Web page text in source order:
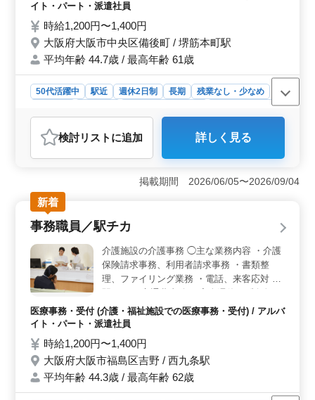
しください！
イト・パート・派遣社員
時給1,200円〜1,400円
大阪府大阪市中央区備後町 / 堺筋本町駅
平均年齢 44.7歳 / 最高年齢 61歳
50代活躍中 駅近 週休2日制 長期
残業なし・少なめ
医療事務・受付
おすすめポイント
＜駅近で通勤ラクラク＞ 堺筋本町駅から徒歩圏内で通
いやすく、交通費実費支給のため通勤負担を抑えられる
す。 ＜調剤事務経験を活かせる＞ 処方せん入力、
会計対応、レセプト業務など調剤事務全般を担当しま
す。これまでの診療報酬請求経験を活かし、ベテランス
タッフとして活躍できます。 ＜福利厚生も整った環
務できます。残業なしで生活とのバランスも取りやす
く、経験を活かしながら安心して長く働ける環境です。
検討リスト に追加 詳しく見る
掲載期間 2026/06/05〜2026/09/04
新着
事務職員／駅チカ
介護施設の介護事務 ◯主な業務内容 ・介護
保険請求事務、利用者請求事務 ・書類整
理、ファイリング業務 ・電話、来客応対 ＊
つけたスキルを活かせる職場です。 レセプ
ト経験者の方、ぜひご応募ください。
医療事務・受付 (介護・福祉施設での医療事務・受付) / アルバ
イト・パート・派遣社員
時給1,200円〜1,400円
大阪府大阪市福島区吉野 / 西九条駅
平均年齢 44.3歳 / 最高年齢 62歳